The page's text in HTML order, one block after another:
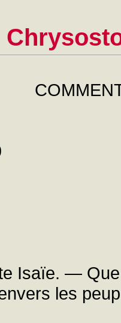
Isaïe. —
les